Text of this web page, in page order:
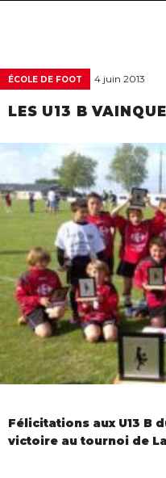
ÉCOLE DE FOOT 4 juin 2013
LES U13 B
Félicitations aux U13 B
victoire au tournoi de